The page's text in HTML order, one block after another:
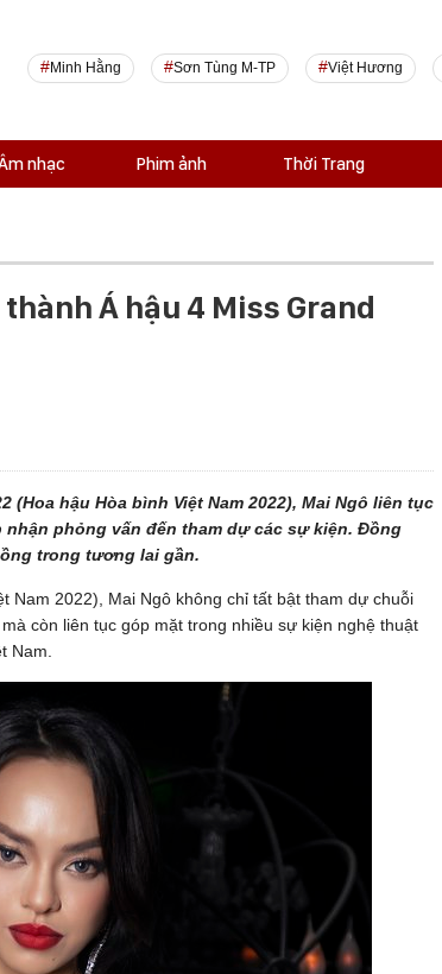
Minh Hằng Sơn Tùng M-TP Việt Hương
nhạc Phim ảnh Thời Trang
Á hậu 4 Miss Grand
(Hoa hậu Hòa bình Việt Nam 2022), Mai Ngô liên tục
phỏng vấn đến tham dự các sự kiện. Đồng
trong tương lai gần.
Nam 2022), Mai Ngô không chỉ tất bật tham dự chuỗi
còn liên tục góp mặt trong nhiều sự kiện nghệ thuật
Nam.